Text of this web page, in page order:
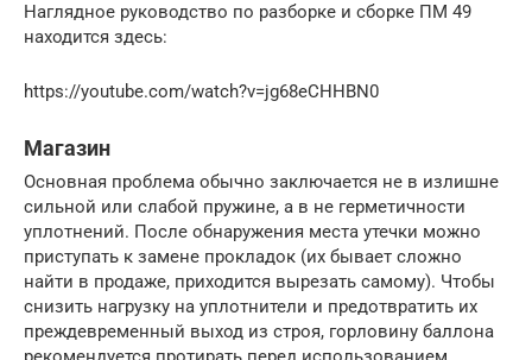
Наглядное руководство по разборке и сборке ПМ 49
находится здесь:
https://youtube.com/watch?v=jg68eCHHBN0
Магазин
Основная проблема обычно заключается не в излишне
сильной или слабой пружине, а в не герметичности
уплотнений. После обнаружения места утечки можно
приступать к замене прокладок (их бывает сложно
найти в продаже, приходится вырезать самому). Чтобы
снизить нагрузку на уплотнители и предотвратить их
преждевременный выход из строя, горловину баллона